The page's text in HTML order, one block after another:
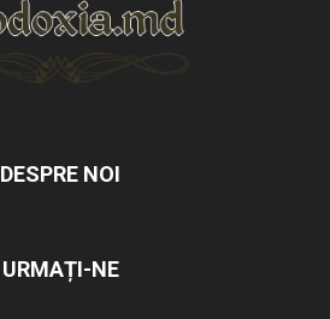
DESPRE NOI
URMAȚI-NE